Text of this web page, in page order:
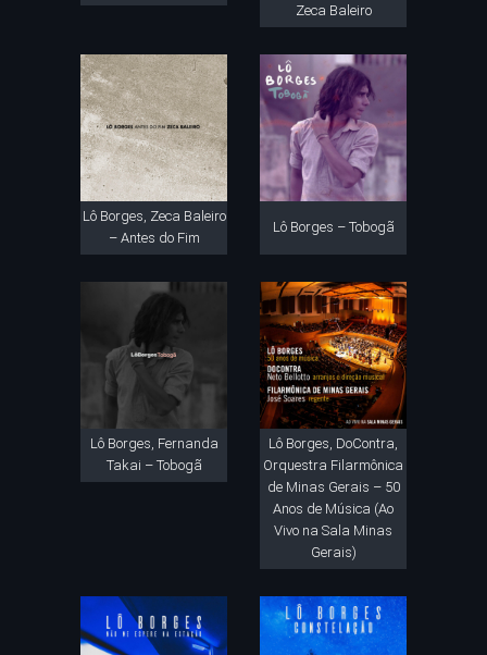
Zeca Baleiro
Lô Borges, Zeca Baleiro
– Antes do Fim
Lô Borges – Tobogã
Lô Borges, Fernanda
Takai – Tobogã
Lô Borges, DoContra,
Orquestra Filarmônica
de Minas Gerais – 50
Anos de Música (Ao
Vivo na Sala Minas
Gerais)